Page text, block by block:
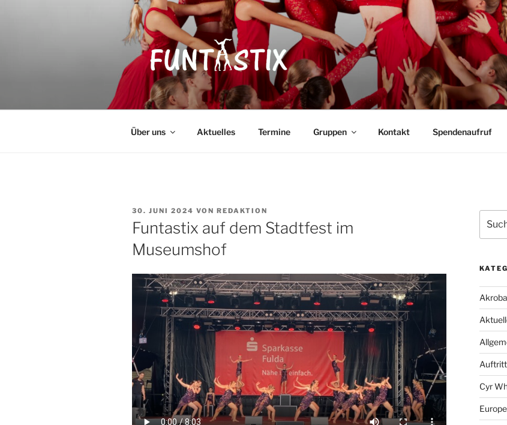
FUNTASTIX
Showakrobatik
Über uns Aktuelles Termine Gruppen Kontakt Spendenaufruf
VERÖFFENTLICHT
AM
30. JUNI 2024 VON REDAKTION
Funtastix auf dem Stadtfest im
Museumshof
nach:
Cyr